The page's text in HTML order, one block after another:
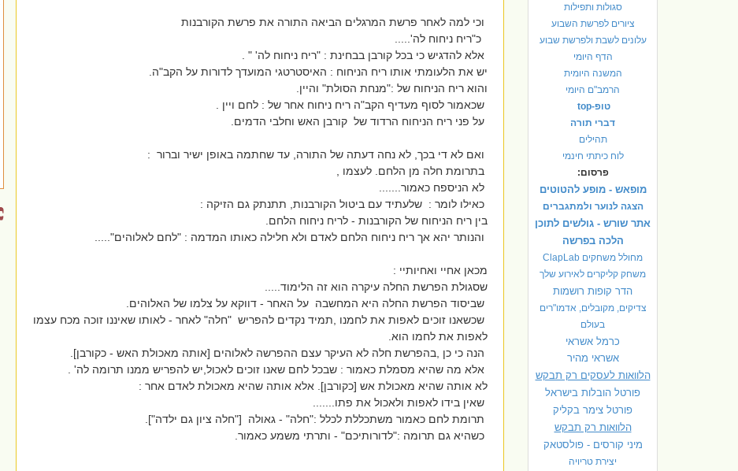
סגולות ותפילות
ציורים לפרשת השבוע
עלונים לשבת ולפרשת שבוע
הדף היומי
המשנה היומית
הרמב"ם היומי
טופ-top
דברי תורה
תהילים
לוח כיתתי חינמי
פרסום:
מופאש - מופע להטוטים
הצגה לנוער ולמתגברים
אתר שורש - גולשים לתוכן
הלכה בפרשה
מחולל משחקים ClapLab
משחק קליקרים לאירוע שלך
הדר קופות רושמות
צדיקים, מקובלים, אדמו"רים
בעולם
כרמל אשראי
אשראי מהיר
הלוואות לעסקים רק תבקש
פורטל הובלות בישראל
פורטל צימר בקליק
הלוואות רק תבקש
מיני קורסים - פולסטאק
יצירת טריויה
וכי למה לאחר פרשת המרגלים הביאה התורה את פרשת הקורבנות
כ"ריח ניחוח לה'.....
אלא להדגיש כי בכל קורבן בבחינת : "ריח ניחוח לה' " .
יש את הלעומתי אותו ריח הניחוח : האיסטרטגי המועדך לדורות על הקב"ה.
והוא ריח הניחוח של :"מנחת הסולת" והיין.
שכאמור לסוף מעדיף הקב"ה ריח ניחוח אחר של : לחם ויין .
על פני ריח הניחוח הרדוד של קורבן האש וחלבי הדמים.
ואם לא די בכך, לא נחה דעתה של התורה, עד שחתמה באופן ישיר וברור :
בתרומת חלה מן הלחם. לעצמו ,
לא הניספח כאמור.......
כאילו לומר : שלעתיד עם ביטול הקורבנות, תתנתק גם הזיקה :
בין ריח הניחוח של הקורבנות - לריח ניחוח הלחם.
והנותר יהא אך ריח ניחוח הלחם לאדם ולא חלילה כאותו המדמה : "לחם לאלוהים".....
מכאן אחיי ואחיותיי :
שסגולת הפרשת החלה עיקרה הוא זה הלימוד.....
שביסוד הפרשת החלה היא המחשבה על האחר - דווקא על צלמו של האלוהים.
שכשאנו זוכים לאפות את לחמנו ,תמיד נקדים להפריש "חלה" לאחר - לאותו שאיננו זוכה מכח עצמו
לאפות את לחמו הוא.
הנה כי כן ,בהפרשת חלה לא העיקר עצם ההפרשה לאלוהים [אותה מאכולת האש - כקורבן].
אלא מה שהיא מסמלת כאמור : שבכל לחם שאנו זוכים לאכול,יש להפריש ממנו תרומה לה' .
לא אותה שהיא מאכולת אש [כקורבן]. אלא אותה שהיא מאכולת לאדם אחר :
שאין בידו לאפות ולאכול את פתו.......
תרומת לחם כאמור משתכללת לכלל :"חלה" - גאולה ["חלה ציון גם ילדה"].
כשהיא גם תרומה :"לדורותיכם" - ותרתי משמע כאמור.